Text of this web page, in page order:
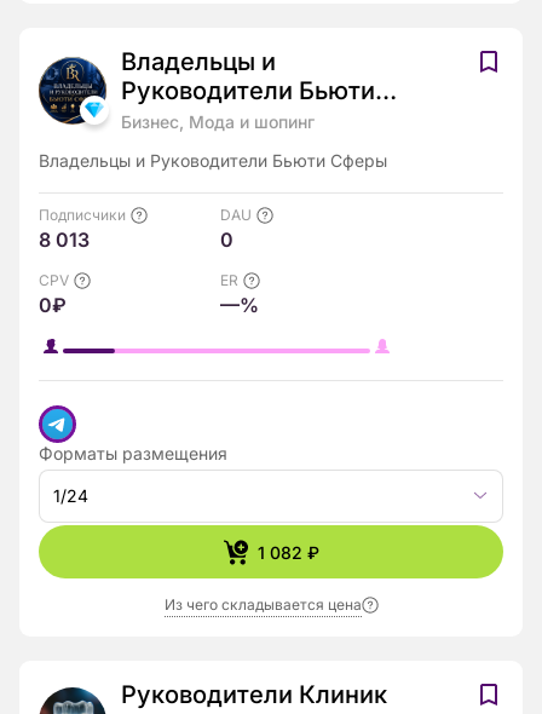
Владельцы и
Руководители Бьюти
Сферы
Бизнес, Мода и шопинг
Владельцы и Руководители Бьюти Сферы
Подписчики
8 013
DAU
0
CPV
0₽
ER
—%
Форматы размещения
1/24
1 082 ₽
Из чего складывается цена
Руководители Клиник